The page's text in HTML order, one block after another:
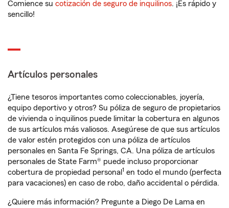
Comience su cotización de seguro de inquilinos. ¡Es rápido y
sencillo!
Artículos personales
¿Tiene tesoros importantes como coleccionables, joyería,
equipo deportivo y otros? Su póliza de seguro de propietarios
de vivienda o inquilinos puede limitar la cobertura en algunos
de sus artículos más valiosos. Asegúrese de que sus artículos
de valor estén protegidos con una póliza de artículos
personales en Santa Fe Springs, CA. Una póliza de artículos
personales de State Farm® puede incluso proporcionar
cobertura de propiedad personal 1 en todo el mundo (perfecta
para vacaciones) en caso de robo, daño accidental o pérdida.
¿Quiere más información? Pregunte a Diego De Lama en